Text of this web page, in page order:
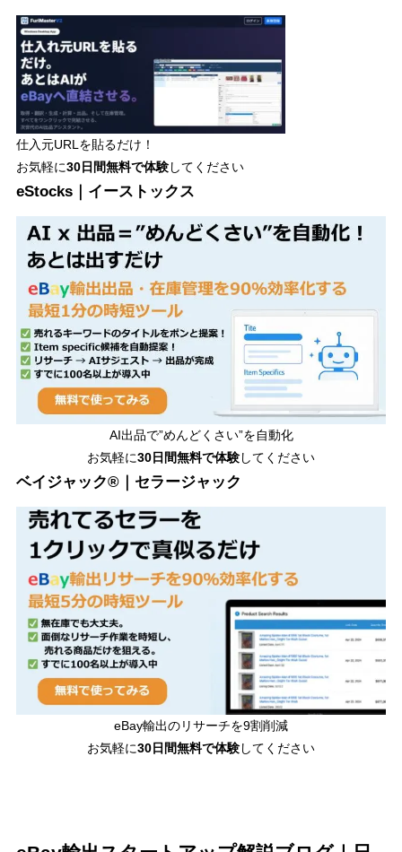
仕入元URLを貼るだけ！
お気軽に30日間無料で体験してください
eStocks｜イーストックス
AI出品で”めんどくさい”を自動化
お気軽に30日間無料で体験してください
ベイジャック®｜セラージャック
eBay輸出のリサーチを9割削減
お気軽に30日間無料で体験してください